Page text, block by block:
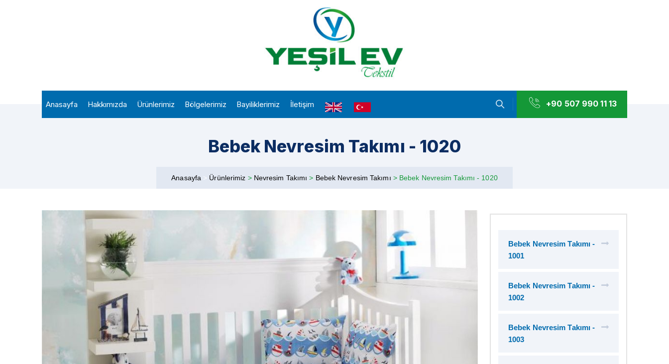
Anasayfa Hakkımızda Ürünlerimiz Bölgelerimiz Bayiliklerimiz İletişim +90 507 990 11 13
Bebek Nevresim Takımı - 1020
Anasayfa > Ürünlerimiz > Nevresim Takımı> Bebek Nevresim Takımı > Bebek Nevresim Takımı - 1020
Bebek Nevresim Takımı -
1001
Bebek Nevresim Takımı -
1002
Bebek Nevresim Takımı -
1003